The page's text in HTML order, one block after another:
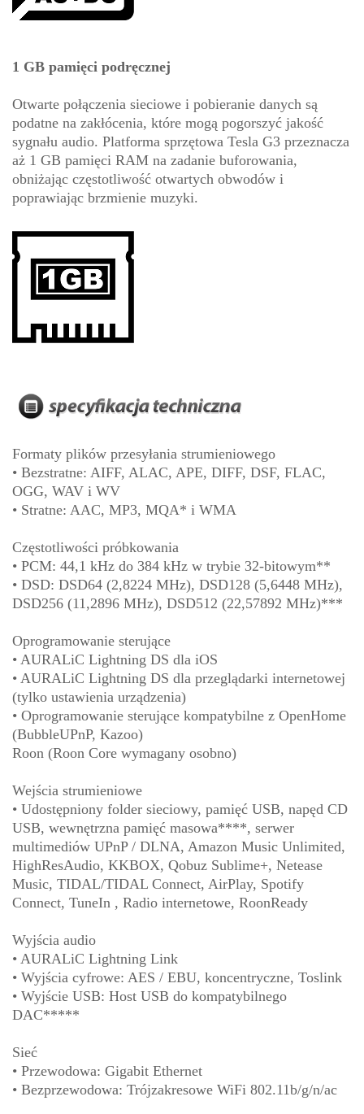
1 GB pamięci podręcznej
Otwarte połączenia sieciowe i pobieranie danych są
podatne na zakłócenia, które mogą pogorszyć jakość
sygnału audio. Platforma sprzętowa Tesla G3 przeznacza
aż 1 GB pamięci RAM na zadanie buforowania,
obniżając częstotliwość otwartych obwodów i
poprawiając brzmienie muzyki.
Formaty plików przesyłania strumieniowego
• Bezstratne: AIFF, ALAC, APE, DIFF, DSF, FLAC,
OGG, WAV i WV
• Stratne: AAC, MP3, MQA* i WMA
Częstotliwości próbkowania
• PCM: 44,1 kHz do 384 kHz w trybie 32-bitowym**
• DSD: DSD64 (2,8224 MHz), DSD128 (5,6448 MHz),
DSD256 (11,2896 MHz), DSD512 (22,57892 MHz)***
Oprogramowanie sterujące
• AURALiC Lightning DS dla iOS
• AURALiC Lightning DS dla przeglądarki internetowej
(tylko ustawienia urządzenia)
• Oprogramowanie sterujące kompatybilne z OpenHome
(BubbleUPnP, Kazoo)
Roon (Roon Core wymagany osobno)
Wejścia strumieniowe
• Udostępniony folder sieciowy, pamięć USB, napęd CD
USB, wewnętrzna pamięć masowa****, serwer
multimediów UPnP / DLNA, Amazon Music Unlimited,
HighResAudio, KKBOX, Qobuz Sublime+, Netease
Music, TIDAL/TIDAL Connect, AirPlay, Spotify
Connect, TuneIn , Radio internetowe, RoonReady
Wyjścia audio
• AURALiC Lightning Link
• Wyjścia cyfrowe: AES / EBU, koncentryczne, Toslink
• Wyjście USB: Host USB do kompatybilnego
DAC*****
Sieć
• Przewodowa: Gigabit Ethernet
• Bezprzewodowa: Trójzakresowe WiFi 802.11b/g/n/ac